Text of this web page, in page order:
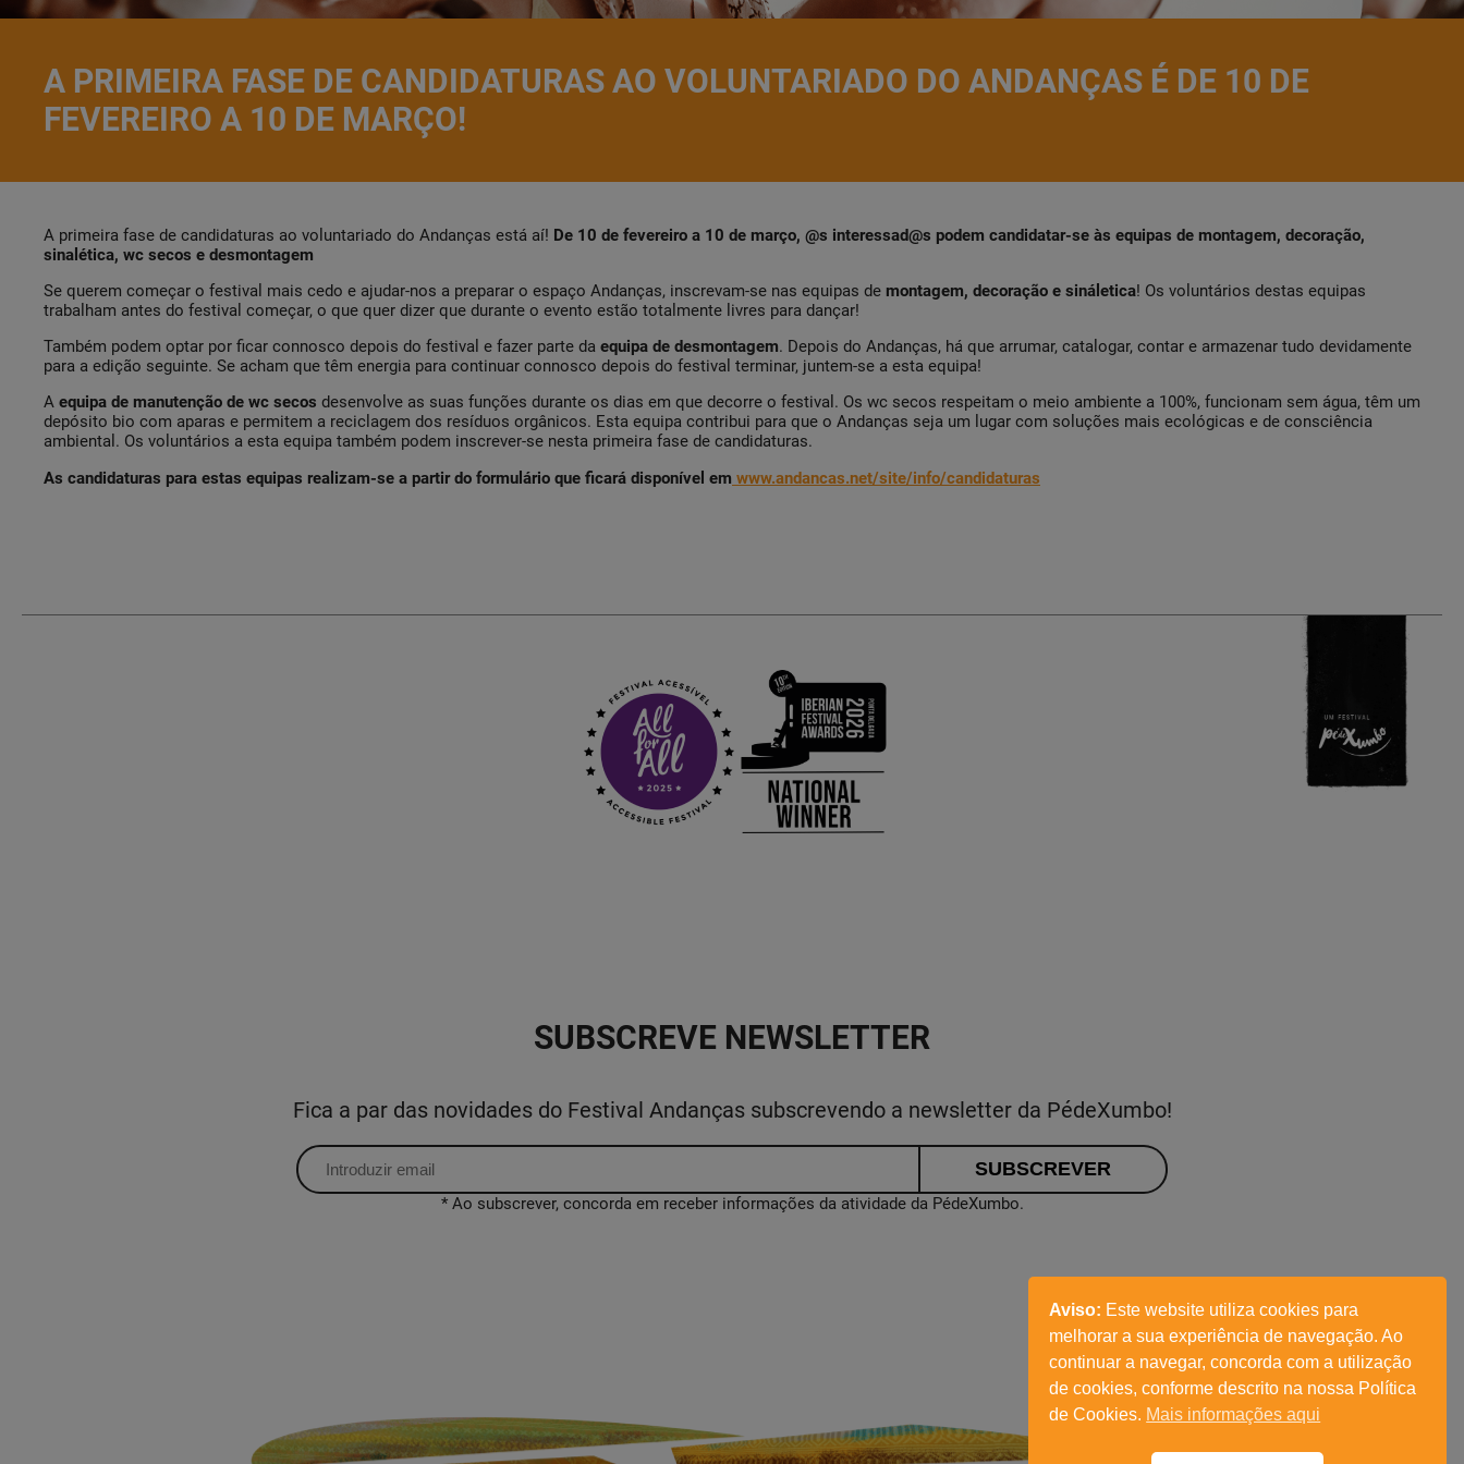
A PRIMEIRA FASE DE CANDIDATURAS AO VOLUNTARIADO DO ANDANÇAS É DE 10 DE
FEVEREIRO A 10 DE MARÇO!
A primeira fase de candidaturas ao voluntariado do Andanças está aí! De 10 de fevereiro a 10 de março, @s interessad@s podem candidatar-se às equipas de montagem, decoração,
sinalética, wc secos e desmontagem
Se querem começar o festival mais cedo e ajudar-nos a preparar o espaço Andanças, inscrevam-se nas equipas de montagem, decoração e sináletica! Os voluntários destas equipas
trabalham antes do festival começar, o que quer dizer que durante o evento estão totalmente livres para dançar!
Também podem optar por ficar connosco depois do festival e fazer parte da equipa de desmontagem. Depois do Andanças, há que arrumar, catalogar, contar e armazenar tudo devidamente
para a edição seguinte. Se acham que têm energia para continuar connosco depois do festival terminar, juntem-se a esta equipa!
A equipa de manutenção de wc secos desenvolve as suas funções durante os dias em que decorre o festival. Os wc secos respeitam o meio ambiente a 100%, funcionam sem água, têm um
depósito bio com aparas e permitem a reciclagem dos resíduos orgânicos. Esta equipa contribui para que o Andanças seja um lugar com soluções mais ecológicas e de consciência
ambiental. Os voluntários a esta equipa também podem inscrever-se nesta primeira fase de candidaturas.
As candidaturas para estas equipas realizam-se a partir do formulário que ficará disponível em www.andancas.net/site/info/candidaturas
SUBSCREVE NEWSLETTER
Fica a par das novidades do Festival Andanças subscrevendo a newsletter da PédeXumbo!
* Ao subscrever, concorda em receber informações da atividade da PédeXumbo.
Aviso: Este website utiliza cookies para
melhorar a sua experiência de navegação. Ao
continuar a navegar, concorda com a utilização
de cookies, conforme descrito na nossa Política
de Cookies. Mais informações aqui